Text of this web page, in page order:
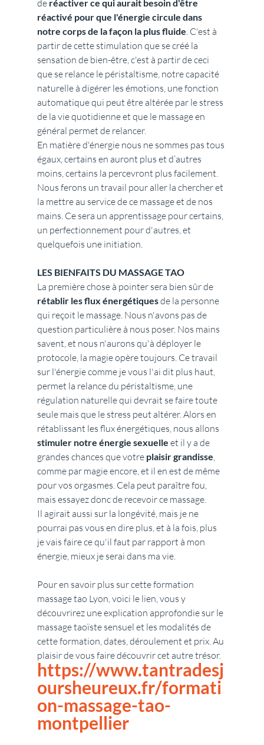
de réactiver ce qui aurait besoin d'être
réactivé pour que l'énergie circule dans
notre corps de la façon la plus fluide. C'est à
partir de cette stimulation que se créé la
sensation de bien-être, c'est à partir de ceci
que se relance le péristaltisme, notre capacité
naturelle à digérer les émotions, une fonction
automatique qui peut être altérée par le stress
de la vie quotidienne et que le massage en
général permet de relancer.
En matière d'énergie nous ne sommes pas tous
égaux, certains en auront plus et d’autres
moins, certains la percevront plus facilement.
Nous ferons un travail pour aller la chercher et
la mettre au service de ce massage et de nos
mains. Ce sera un apprentissage pour certains,
un perfectionnement pour d'autres, et
quelquefois une initiation.
LES BIENFAITS DU MASSAGE TAO
La première chose à pointer sera bien sûr de
rétablir les flux énergétiques de la personne
qui reçoit le massage. Nous n'avons pas de
question particulière à nous poser. Nos mains
savent, et nous n'aurons qu'à déployer le
protocole, la magie opère toujours. Ce travail
sur l'énergie comme je vous l'ai dit plus haut,
permet la relance du péristaltisme, une
régulation naturelle qui devrait se faire toute
seule mais que le stress peut altérer. Alors en
rétablissant les flux énergétiques, nous allons
stimuler notre énergie sexuelle et il y a de
grandes chances que votre plaisir grandisse,
comme par magie encore, et il en est de même
pour vos orgasmes. Cela peut paraître fou,
mais essayez donc de recevoir ce massage.
Il agirait aussi sur la longévité, mais je ne
pourrai pas vous en dire plus, et à la fois, plus
je vais faire ce qu'il faut par rapport à mon
énergie, mieux je serai dans ma vie.
Pour en savoir plus sur cette formation
massage tao Lyon, voici le lien, vous y
découvrirez une explication approfondie sur le
massage taoïste sensuel et les modalités de
cette formation, dates, déroulement et prix. Au
plaisir de vous faire découvrir cet autre trésor.
https://www.tantradesj
oursheureux.fr/formati
on-massage-tao-
montpellier